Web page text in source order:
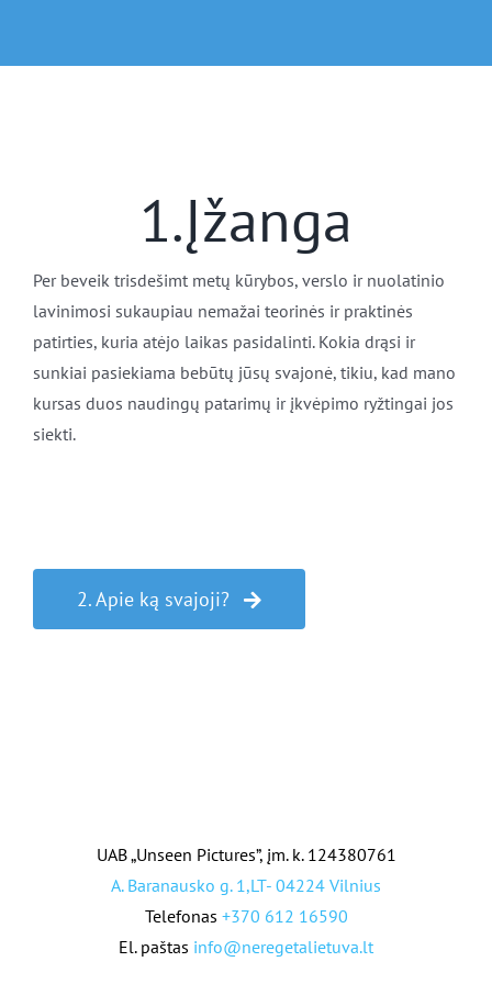
1.Įžanga
Per beveik trisdešimt metų kūrybos, verslo ir nuolatinio
lavinimosi sukaupiau nemažai teorinės ir praktinės
patirties, kuria atėjo laikas pasidalinti. Kokia drąsi ir
sunkiai pasiekiama bebūtų jūsų svajonė, tikiu, kad mano
kursas duos naudingų patarimų ir įkvėpimo ryžtingai jos
siekti.
2. Apie ką svajoji?
UAB „Unseen Pictures”, įm. k. 124380761
A. Baranausko g. 1,LT- 04224 Vilnius
Telefonas +370 612 16590
El. paštas info@neregetalietuva.lt